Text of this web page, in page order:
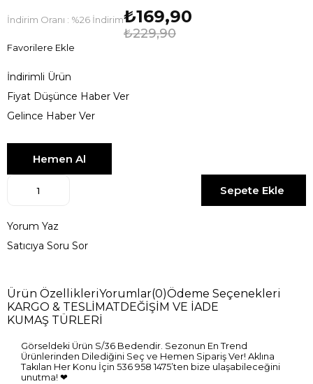
İndirim Oranı : %26 İndirim
₺229,90
₺169,90
Favorilere Ekle
İndirimli Ürün
Fiyat Düşünce Haber Ver
Gelince Haber Ver
Yorum Yaz
Satıcıya Soru Sor
Ürün ÖzellikleriYorumlar(0)Ödeme Seçenekleri
KARGO & TESLİMAT DEĞİŞİM VE İADE
KUMAŞ TÜRLERİ
Görseldeki Ürün S/36 Bedendir. Sezonun En Trend
Ürünlerinden Dilediğini Seç ve Hemen Sipariş Ver! Aklına
Takılan Her Konu İçin 536 958 1475’ten bize ulaşabileceğini
unutma! ❤